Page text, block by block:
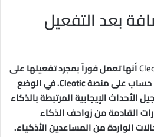
بعد التفعيل
أنها تعمل فوراً بمجرد تفعيلها على
موقعك دون اشتراط إنشاء حساب على منصة Cleotic. في الوضع
الأحداث الإيجابية المرتبطة بالذكاء
القادمة من زواحف الذكاء
الواردة من المساعدين الأذكياء.